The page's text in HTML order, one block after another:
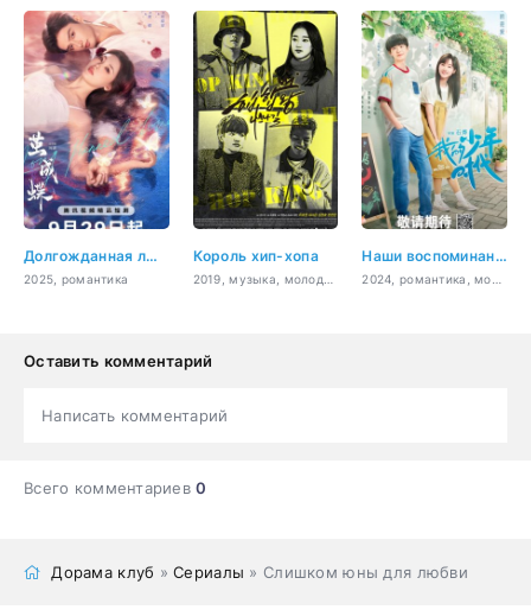
Долгожданная любовь
2025, романтика
Король хип-хопа Наши воспоминания
Оставить комментарий
Написать комментарий
Всего комментариев0
Дорама клуб »Сериалы » Слишком юны для любви